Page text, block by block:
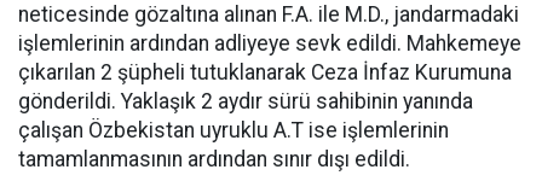
neticesinde gözaltına alınan F.A. ile M.D., jandarmadaki
işlemlerinin ardından adliyeye sevk edildi. Mahkemeye
çıkarılan 2 şüpheli tutuklanarak Ceza İnfaz Kurumuna
gönderildi. Yaklaşık 2 aydır sürü sahibinin yanında
çalışan Özbekistan uyruklu A.T ise işlemlerinin
tamamlanmasının ardından sınır dışı edildi.